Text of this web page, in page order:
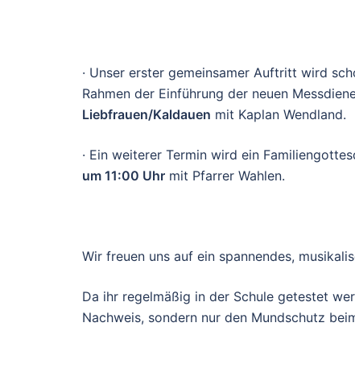
· Unser erster gemeinsamer Auftritt wird
Rahmen der Einführung der neuen
Liebfrauen/Kaldauen mit Kaplan Wendland.
· Ein weiterer Termin wird ein
um 11:00 Uhr mit Pfarrer Wahlen.
Wir freuen uns auf ein spannendes,
Da ihr regelmäßig in der Schule getestet
Nachweis, sondern nur den Mundschutz